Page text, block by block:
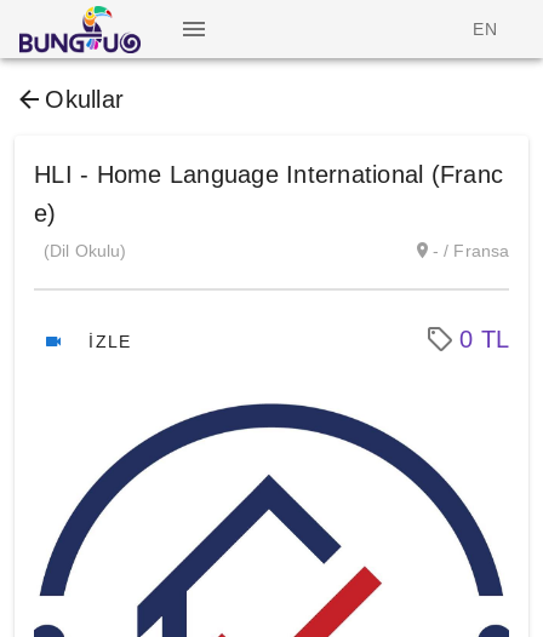
EN
Okullar
HLI - Home Language International (Franc
e)
(Dil Okulu) - / Fransa
İZLE 0 TL